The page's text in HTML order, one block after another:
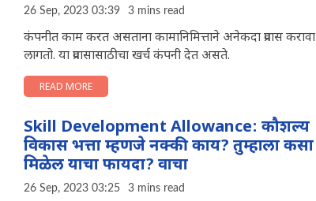
26 Sep, 2023 03:39 3 mins read
कंपनीत काम करत असताना कामानिमित्ताने अनेकदा प्रवास करावा
लागतो. या प्रवासासाठीचा खर्च कंपनी देत असते.
READ MORE
Skill Development Allowance: कौशल्य
विकास भत्ता म्हणजे नक्की काय? तुम्हाला कसा
मिळेल याचा फायदा? वाचा
26 Sep, 2023 03:25 3 mins read